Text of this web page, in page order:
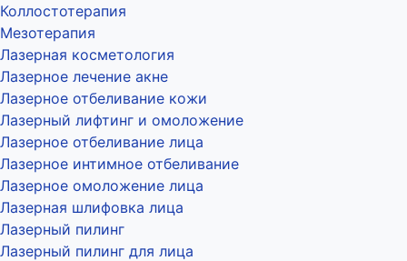
Коллостотерапия
Мезотерапия
Лазерная косметология
Лазерное лечение акне
Лазерное отбеливание кожи
Лазерный лифтинг и омоложение
Лазерное отбеливание лица
Лазерное интимное отбеливание
Лазерное омоложение лица
Лазерная шлифовка лица
Лазерный пилинг
Лазерный пилинг для лица